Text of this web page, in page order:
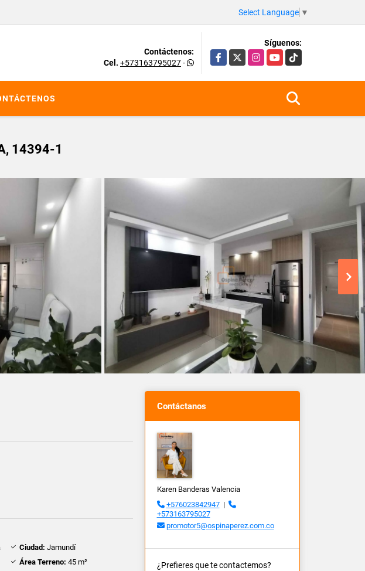
Select Language ▼
Contáctenos:
Cel. +573163795027-
Síguenos:
Facebook
X InstagramYouTubeTikTok
14394-1
Ciudad: Jamundí
Área Terreno: 45 m²
Contáctanos
Karen Banderas Valencia
+576023842947|
+573163795027
promotor5@ospinaperez.com.co
¿Prefieres que te contactemos?